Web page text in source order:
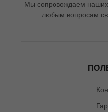
Мы сопровождаем наших
любым вопросам